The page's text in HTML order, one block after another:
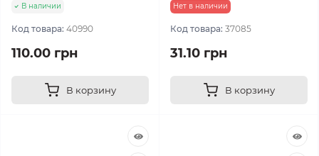
В наличии
Код товара: 40990
110.00 грн
В корзину
Нет в наличии
Код товара: 37085
31.10 грн
В корзину